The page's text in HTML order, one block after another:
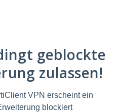
geblockte
zulassen!
VPN erscheint ein
blockiert